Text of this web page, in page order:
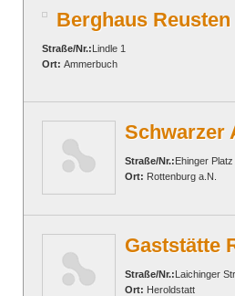
Berghaus Reusten
Straße/Nr.:Lindle 1
Ort: Ammerbuch
Schwarzer
Straße/Nr.:Ehinger Platz
Ort: Rottenburg a.N.
Gaststätte
Straße/Nr.:Laichinger
Ort: Heroldstatt